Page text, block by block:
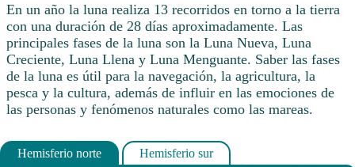
En un año la luna realiza 13 recorridos en torno a la tierra
con una duración de 28 días aproximadamente. Las
principales fases de la luna son la Luna Nueva, Luna
Creciente, Luna Llena y Luna Menguante. Saber las fases
de la luna es útil para la navegación, la agricultura, la
pesca y la cultura, además de influir en las emociones de
las personas y fenómenos naturales como las mareas.